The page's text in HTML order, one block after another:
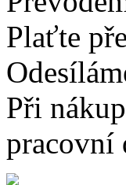
Plaťte
Při
pracovní